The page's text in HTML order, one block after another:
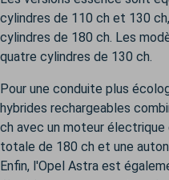
cylindres de 110 ch et 130
cylindres de 180 ch. Les
quatre cylindres de 130 ch.
Pour une conduite plus
hybrides rechargeables
ch avec un moteur
totale de 180 ch et une
Enfin, l'Opel Astra est